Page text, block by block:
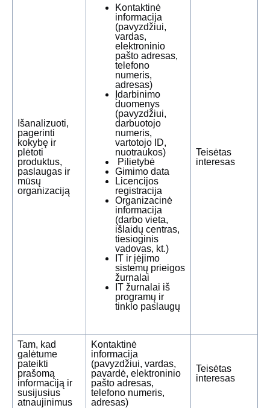
Išanalizuoti,
pagerinti
kokybę ir
plėtoti
produktus,
paslaugas ir
mūsų
organizaciją
Kontaktinė
informacija
(pavyzdžiui,
vardas,
elektroninio
pašto adresas,
telefono
numeris,
adresas)
Įdarbinimo
duomenys
(pavyzdžiui,
darbuotojo
numeris,
vartotojo ID,
nuotraukos)
Pilietybė
Gimimo data
Licencijos
registracija
Organizacinė
informacija
(darbo vieta,
išlaidų centras,
tiesioginis
vadovas, kt.)
IT ir įėjimo
sistemų prieigos
žurnalai
IT žurnalai iš
programų ir
tinklo paslaugų
Teisėtas
interesas
Tam, kad
galėtume
pateikti
prašomą
informaciją ir
susijusius
atnaujinimus
Kontaktinė
informacija
(pavyzdžiui, vardas,
pavardė, elektroninio
pašto adresas,
telefono numeris,
adresas)
Teisėtas
interesas